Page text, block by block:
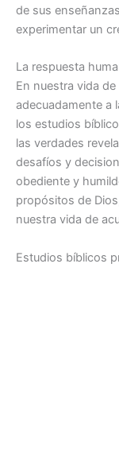
de sus
experimentar un
La respuesta
En nuestra vida
adecuadamente a
los estudios
las verdades
desafíos y
obediente y
propósitos de
nuestra vida de
Estudios bíblicos